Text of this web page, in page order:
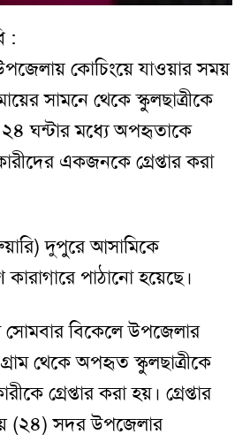
:
কোচিংয়ে যাওয়ার সময়
সামনে থেকে স্কুলছাত্রীকে
ঘন্টার মধ্যে অপহৃতাকে
একজনকে গ্রেপ্তার করা
দুপুরে আসামিকে
পাঠানো হয়েছে।
বিকেলে উপজেলার
থেকে অপহৃত স্কুলছাত্রীকে
গ্রেপ্তার করা হয়। গ্রেপ্তার
(২৪) সদর উপজেলার